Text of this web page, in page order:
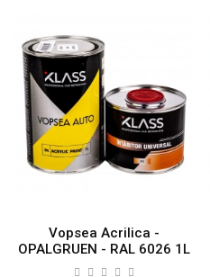
Vopsea Acrilica -
OPALGRUEN - RAL 6026 1L
KLASS